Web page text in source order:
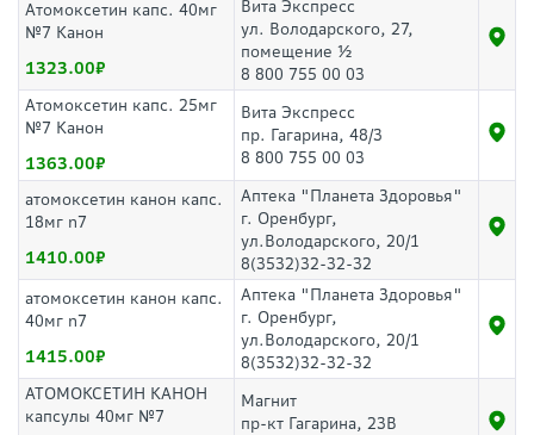
Атомоксетин капс. 40мг
№7 Канон
1323.00
Вита Экспресс
ул. Володарского, 27,
помещение ½
8 800 755 00 03
Атомоксетин капс. 25мг
№7 Канон
1363.00
Вита Экспресс
пр. Гагарина, 48/3
8 800 755 00 03
атомоксетин канон капс.
18мг n7
1410.00
Аптека "Планета Здоровья"
г. Оренбург,
ул.Володарского, 20/1
8(3532)32-32-32
атомоксетин канон капс.
40мг n7
1415.00
Аптека "Планета Здоровья"
г. Оренбург,
ул.Володарского, 20/1
8(3532)32-32-32
АТОМОКСЕТИН КАНОН
капсулы 40мг №7
Магнит
пр-кт Гагарина, 23В